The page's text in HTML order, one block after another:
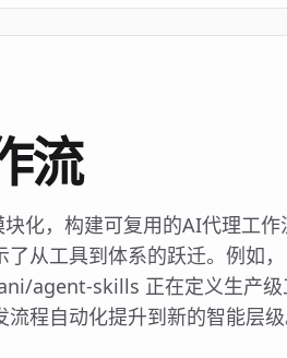
流
化，构建可复用的AI代理工
从工具到体系的跃迁。例如，
agent-skills 正在定义生产级
程自动化提升到新的智能层级